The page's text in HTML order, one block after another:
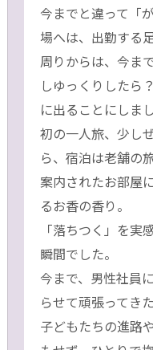
今までと違って「
場へは、出勤する
周りからは、今ま
しゆっくりしたら
に出ることにしまし
初の一人旅、少し
ら、宿泊は老舗の
案内されたお部屋
るお香の香り。
「落ちつく」を実
瞬間でした。
今まで、男性社員
らせて頑張ってき
子どもたちの進路